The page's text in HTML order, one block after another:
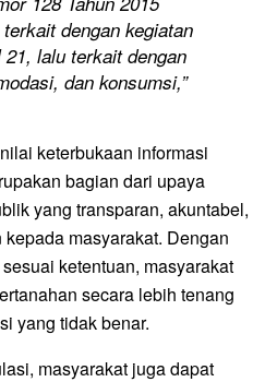
dengan kegiatan
lalu terkait dengan
dan konsumsi,”
keterbukaan informasi
bagian dari upaya
yang transparan, akuntabel,
masyarakat. Dengan
ketentuan, masyarakat
secara lebih tenang
yang tidak benar.
masyarakat juga dapat